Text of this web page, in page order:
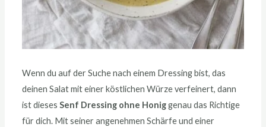
Wenn du auf der Suche nach einem Dressing bist, das
deinen Salat mit einer köstlichen Würze verfeinert, dann
ist diesesSenf Dressing ohne Honiggenau das Richtige
für dich. Mit seiner angenehmen Schärfe und einer